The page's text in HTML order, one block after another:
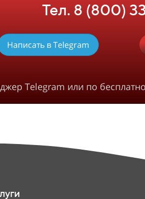
Тел. 8 (800)
Написать в Telegram
Telegram или по